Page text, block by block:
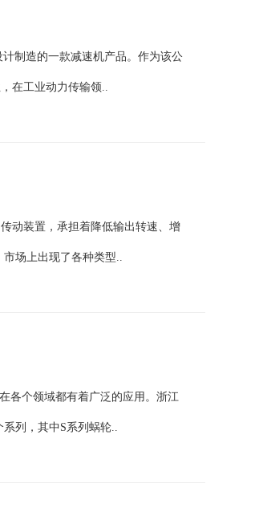
制造的一款减速机产品。作为该公
在工业动力传输领..
动装置，承担着降低输出转速、增
场上出现了各种类型..
各个领域都有着广泛的应用。浙江
列，其中S系列蜗轮..